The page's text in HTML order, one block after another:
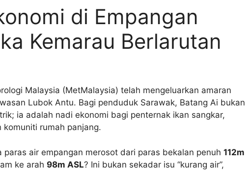
di Empangan
Kemarau Berlarutan
Malaysia (MetMalaysia) telah mengeluarkan amaran
Lubok Antu. Bagi penduduk Sarawak, Batang Ai bukan
ia adalah nadi ekonomi bagi penternak ikan sangkar,
komuniti rumah panjang.
paras air empangan merosot dari paras bekalan penuh 112m
ke arah 98m ASL? Ini bukan sekadar isu “kurang air”,